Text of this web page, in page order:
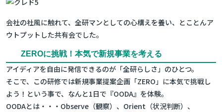
会社の社風に触れて、全研マンとしての心構えを養い、とことんア
ウトプットした共有会でした。
ZEROに挑戦！本気で新規事業を考える
アイディアを自由に発信できるのが「全研らしさ」のひとつ。
そこで、この研修では新規事業提案企画「ZERO」に本気で挑戦し
よう！という事で、なんと1日で『OODA』を体験。
OODAとは・・・Observe（観察）、Orient（状況判断）、